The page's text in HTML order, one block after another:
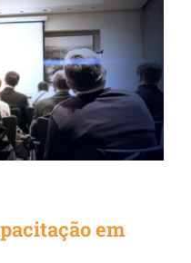
em tempos
Negócios
em